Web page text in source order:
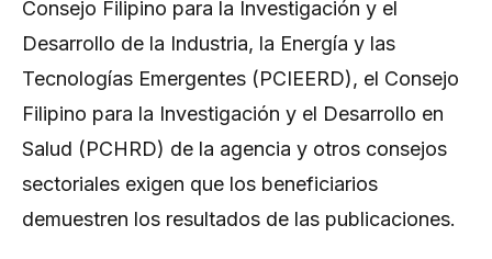
Consejo Filipino para la Investigación y el
Desarrollo de la Industria, la Energía y las
Tecnologías Emergentes (PCIEERD), el Consejo
Filipino para la Investigación y el Desarrollo en
Salud (PCHRD) de la agencia y otros consejos
sectoriales exigen que los beneficiarios
demuestren los resultados de las publicaciones.